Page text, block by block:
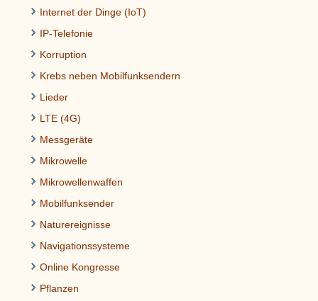
Internet der Dinge (IoT)
IP-Telefonie
Korruption
Krebs neben Mobilfunksendern
Lieder
LTE (4G)
Messgeräte
Mikrowelle
Mikrowellenwaffen
Mobilfunksender
Naturereignisse
Navigationssysteme
Online Kongresse
Pflanzen